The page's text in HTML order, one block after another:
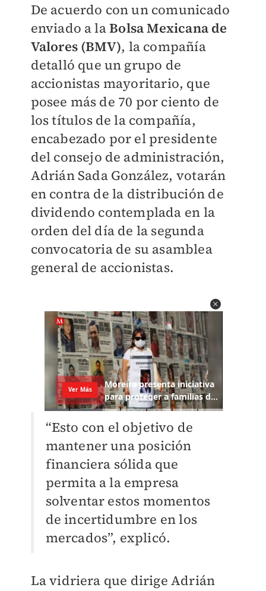
De acuerdo con un comunicado
enviado a laBolsa Mexicana de
Valores (BMV), la compañía
detalló que un grupo de
accionistas mayoritario, que
posee más de 70 por ciento de
los títulos de la compañía,
encabezado por el presidente
del consejo de administración,
Adrián Sada González, votarán
en contra de la distribución de
dividendo contemplada en la
orden del día de la segunda
convocatoria de su asamblea
general de accionistas.
“Esto con el objetivo de
mantener una posición
financiera sólida que
permita a la empresa
solventar estos momentos
de incertidumbre en los
mercados”, explicó.
La vidriera que dirige Adrián